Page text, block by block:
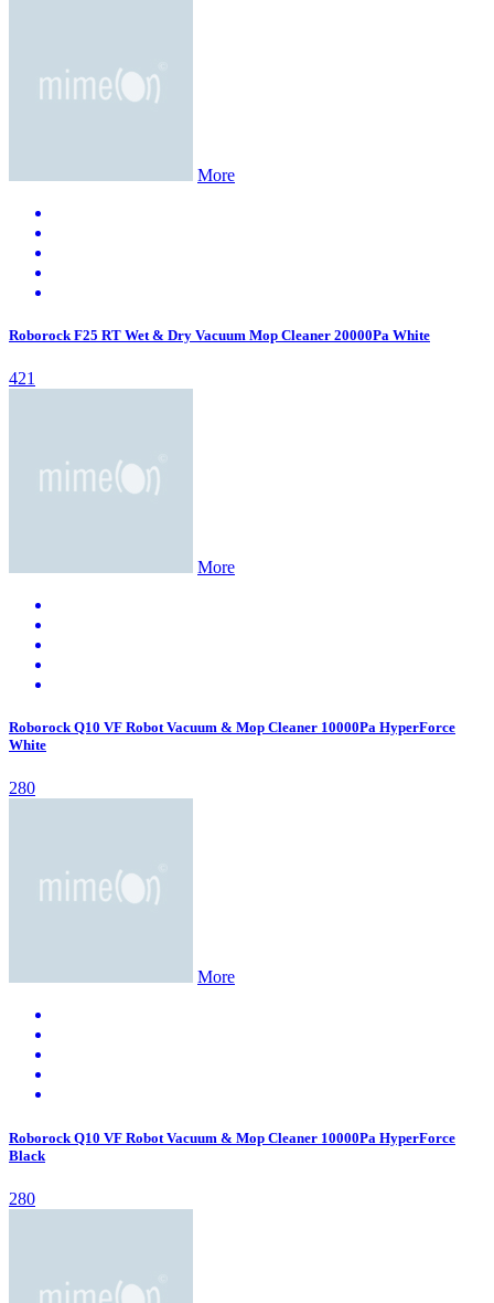
More
Roborock F25 RT Wet & Dry Vacuum Mop Cleaner 20000Pa White
421
More
Roborock Q10 VF Robot Vacuum & Mop Cleaner 10000Pa HyperForce
White
280
More
Roborock Q10 VF Robot Vacuum & Mop Cleaner 10000Pa HyperForce
Black
280